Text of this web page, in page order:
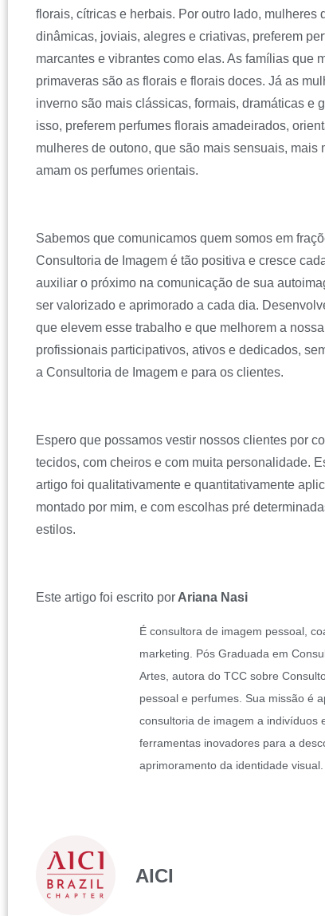
florais, cítricas e herbais. Por outro lado, mulheres
dinâmicas, joviais, alegres e criativas, preferem
marcantes e vibrantes como elas. As famílias que
primaveras são as florais e florais doces. Já as
inverno são mais clássicas, formais, dramáticas e
isso, preferem perfumes florais amadeirados,
mulheres de outono, que são mais sensuais, mais
amam os perfumes orientais.
Sabemos que comunicamos quem somos em
Consultoria de Imagem é tão positiva e cresce
auxiliar o próximo na comunicação de sua
ser valorizado e aprimorado a cada dia.
que elevem esse trabalho e que melhorem a
profissionais participativos, ativos e dedicados,
a Consultoria de Imagem e para os clientes.
Espero que possamos vestir nossos clientes por
tecidos, com cheiros e com muita personalidade.
artigo foi qualitativamente e quantitativamente
montado por mim, e com escolhas pré
estilos.
Este artigo foi escrito por Ariana Nasi
É consultora de imagem pessoal,
marketing. Pós Graduada em
Artes, autora do TCC sobre
pessoal e perfumes. Sua missão é
consultoria de imagem a indivíduos
ferramentas inovadores para a
aprimoramento da identidade visual.
AICI